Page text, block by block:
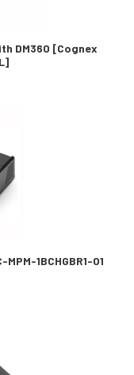
DM360 [Cognex
1BCHGBR1-01